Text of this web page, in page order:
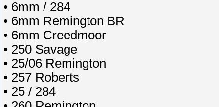
• 6mm / 284
• 6mm Remington BR
• 6mm Creedmoor
• 250 Savage
• 25/06 Remington
• 257 Roberts
• 25 / 284